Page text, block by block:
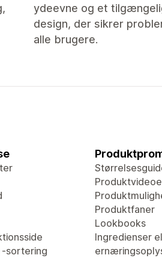
ydeevne og et
design, der sikrer
alle brugere.
sortering
Produktfaner
Lookbooks
Ingredienser